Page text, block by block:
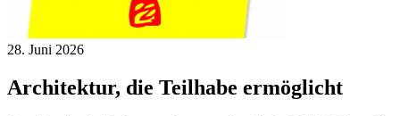
28. Juni 2026
Architektur, die Teilhabe ermöglicht